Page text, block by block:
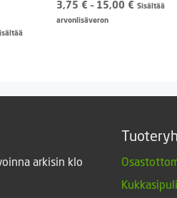
3,75 € – 15,00 € Sisältää
arvonlisäveron
arkisin klo